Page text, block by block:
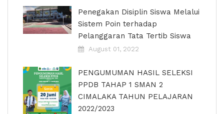
Penegakan Disiplin Siswa Melalui
Sistem Poin terhadap
Pelanggaran Tata Tertib Siswa
August 01, 2022
PENGUMUMAN HASIL SELEKSI
PPDB TAHAP 1 SMAN 2
CIMALAKA TAHUN PELAJARAN
2022/2023